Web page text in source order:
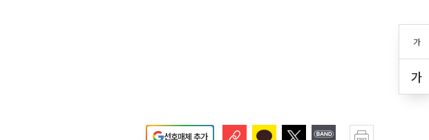
가
가
선호매체 추가